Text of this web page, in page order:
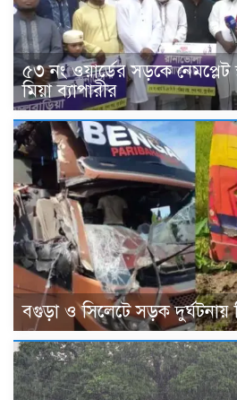
৫৩ নং ওয়ার্ডের সড়কে নেমপ্লেট
মিয়া ব্যাপারীর
বগুড়া ও সিলেটে সড়ক দুর্ঘটনায়